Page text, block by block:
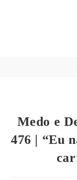
Medo e
476 | “Eu